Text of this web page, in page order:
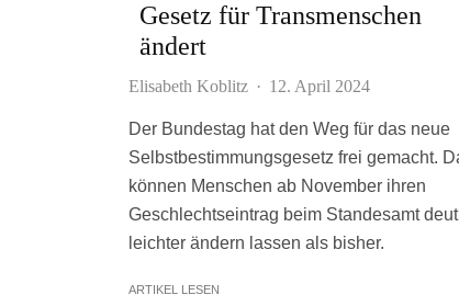
Gesetz für Transmenschen
ändert
Elisabeth Koblitz · 12. April 2024
Der Bundestag hat den Weg für das neue
Selbstbestimmungsgesetz frei gemacht.
können Menschen ab November ihren
Geschlechtseintrag beim Standesamt
leichter ändern lassen als bisher.
ARTIKEL LESEN